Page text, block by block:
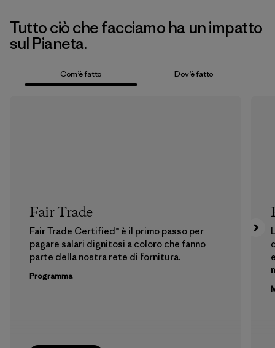
Tutto ciò che facciamo ha un impatto
sul Pianeta.
Com’è fatto Dov’è fatto
Fair Trade
Fair Trade Certified™ è il primo passo per
pagare salari dignitosi a coloro che fanno
parte della nostra rete di fornitura.
Programma